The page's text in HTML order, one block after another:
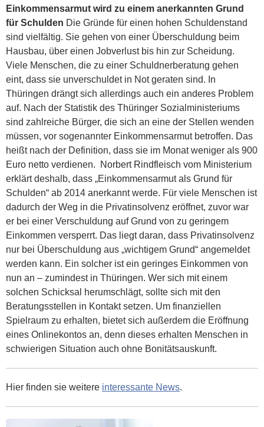
Einkommensarmut wird zu einem anerkannten Grund
für Schulden Die Gründe für einen hohen Schuldenstand
sind vielfältig. Sie gehen von einer Überschuldung beim
Hausbau, über einen Jobverlust bis hin zur Scheidung.
Viele Menschen, die zu einer Schuldnerberatung gehen
eint, dass sie unverschuldet in Not geraten sind. In
Thüringen drängt sich allerdings auch ein anderes Problem
auf. Nach der Statistik des Thüringer Sozialministeriums
sind zahlreiche Bürger, die sich an eine der Stellen wenden
müssen, vor sogenannter Einkommensarmut betroffen. Das
heißt nach der Definition, dass sie im Monat weniger als 900
Euro netto verdienen. Norbert Rindfleisch vom Ministerium
erklärt deshalb, dass „Einkommensarmut als Grund für
Schulden“ ab 2014 anerkannt werde. Für viele Menschen ist
dadurch der Weg in die Privatinsolvenz eröffnet, zuvor war
er bei einer Verschuldung auf Grund von zu geringem
Einkommen versperrt. Das liegt daran, dass Privatinsolvenz
nur bei Überschuldung aus „wichtigem Grund“ angemeldet
werden kann. Ein solcher ist ein geringes Einkommen von
nun an – zumindest in Thüringen. Wer sich mit einem
solchen Schicksal herumschlägt, sollte sich mit den
Beratungsstellen in Kontakt setzen. Um finanziellen
Spielraum zu erhalten, bietet sich außerdem die Eröffnung
eines Onlinekontos an, denn dieses erhalten Menschen in
schwierigen Situation auch ohne Bonitätsauskunft.
Hier finden sie weitere interessante News.